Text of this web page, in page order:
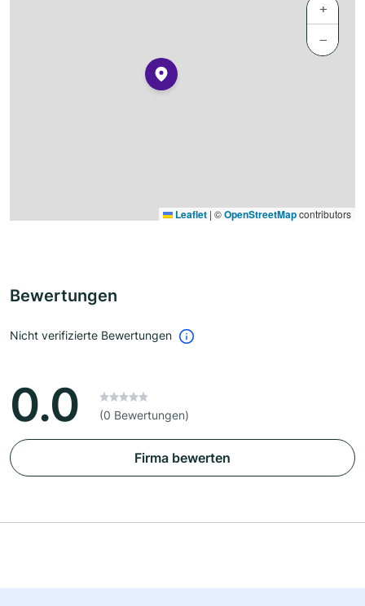
+
−
Leaflet | ©OpenStreetMapcontributors
Bewertungen
Nicht verifizierte Bewertungen
0.0 (0 Bewertungen)
Firma bewerten